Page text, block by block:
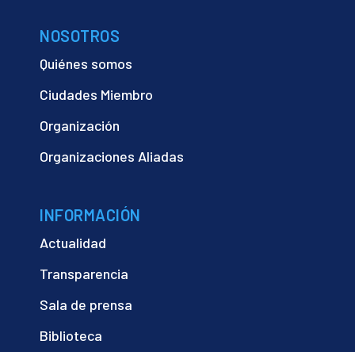
NOSOTROS
Quiénes somos
Ciudades Miembro
Organización
Organizaciones Aliadas
INFORMACIÓN
Actualidad
Transparencia
Sala de prensa
Biblioteca